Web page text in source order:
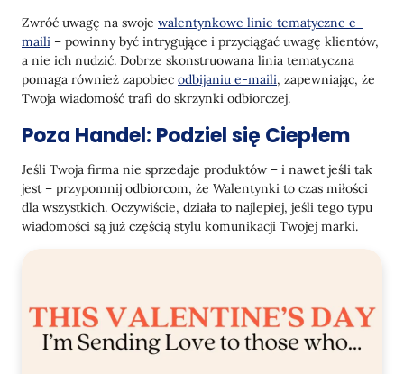
Zwróć uwagę na swoje walentynkowe linie tematyczne e-
maili – powinny być intrygujące i przyciągać uwagę klientów,
a nie ich nudzić. Dobrze skonstruowana linia tematyczna
pomaga również zapobiec odbijaniu e-maili, zapewniając, że
Twoja wiadomość trafi do skrzynki odbiorczej.
Poza Handel: Podziel się Ciepłem
Jeśli Twoja firma nie sprzedaje produktów – i nawet jeśli tak
jest – przypomnij odbiorcom, że Walentynki to czas miłości
dla wszystkich. Oczywiście, działa to najlepiej, jeśli tego typu
wiadomości są już częścią stylu komunikacji Twojej marki.